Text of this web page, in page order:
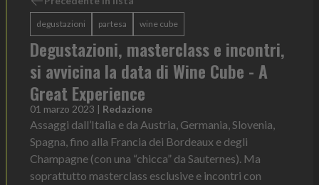
degustazioni partesa wine cube
Degustazioni, masterclass e incontri,
si avvicina la data di Wine Cube - A
Great Experience
01 marzo 2023 | Redazione
Assaggi dall’Italia e da Austria, Germania, Slovenia,
Spagna, fino alla Francia dei Bordeaux e degli
Champagne (con una “chicca” da Sauternes). Ma
soprattutto masterclass esclusive e incontri con